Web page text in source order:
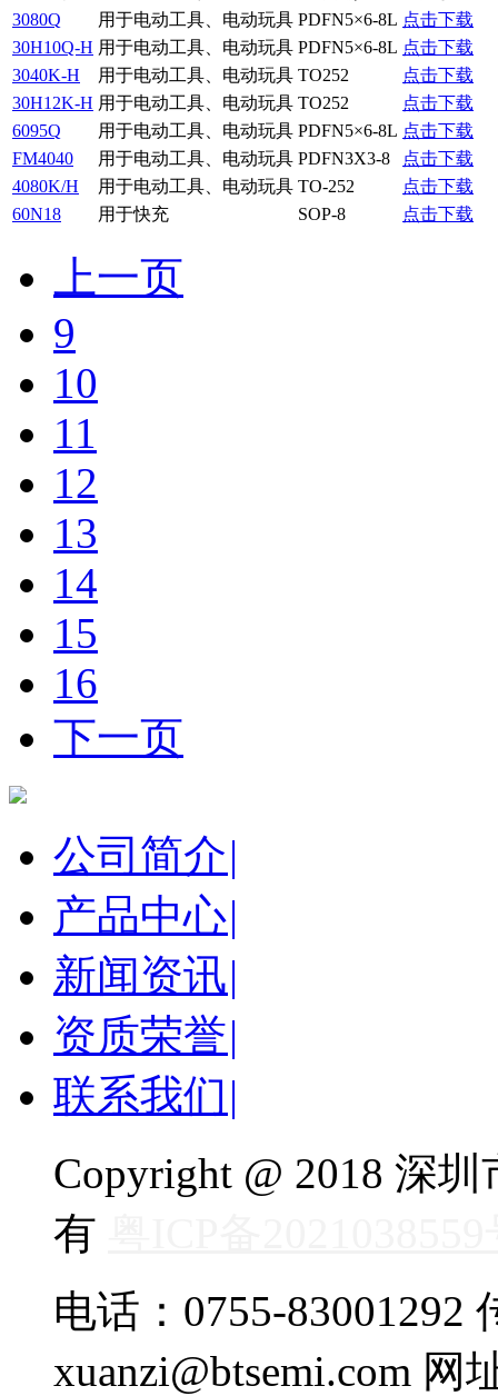
3080Q
用于电动工具、电动玩具 PDFN5×6-8L 点击下载
30H10Q-H 用于电动工具、电动玩具 PDFN5×6-8L 点击下载
3040K-H
用于电动工具、电动玩具 TO252
点击下载
30H12K-H 用于电动工具、电动玩具 TO252
点击下载
6095Q
用于电动工具、电动玩具 PDFN5×6-8L 点击下载
FM4040
用于电动工具、电动玩具 PDFN3X3-8
点击下载
4080K/H
用于电动工具、电动玩具 TO-252
点击下载
60N18
用于快充 SOP-8 点击下载
上一页
9
10
11
12
13
14
15
16
下一页
公司简介|
产品中心|
新闻资讯|
资质荣誉|
联系我们 |
Copyright @ 2018 深
有
电话：0755-83001292
xuanzi@btsemi.com 网